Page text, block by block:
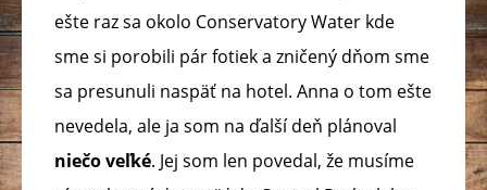
ešte raz sa okolo Conservatory Water kde
sme si porobili pár fotiek a zničený dňom sme
sa presunuli naspäť na hotel. Anna o tom ešte
nevedela, ale ja som na ďalší deň plánoval
niečo veľké. Jej som len povedal, že musíme